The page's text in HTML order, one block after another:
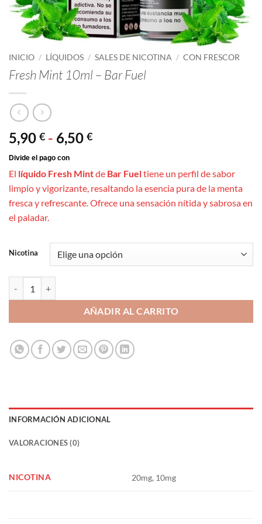
INICIO / LÍQUIDOS / SALES DE NICOTINA / CON FRESCOR
Fresh Mint 10ml – Bar Fuel
5,90 € - 6,50 €Rango
desde
5,90 €
hasta
El líquido Fresh Mintde Bar Fueltiene un perfil de sabor
limpio y vigorizante, resaltando la esencia pura de la menta
fresca y refrescante. Ofrece una sensación nítida y sabrosa en
el paladar.
Nicotina
AÑADIR AL CARRITO
INFORMACIÓN ADICIONAL
VALORACIONES (0)
NICOTINA 20mg, 10mg